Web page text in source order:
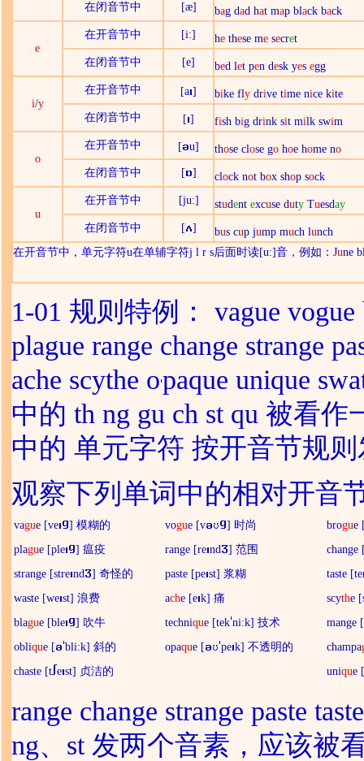
在闭音节中 [æ] bag dad hat map black back
e
在开音节中 [i:] he these me secret
在闭音节中 [e] bed let pen desk yes egg
i/y
在开音节中 [a ] bike fly drive time nice kite
在闭音节中 [ ] fish big drink sit milk swim
o
在开音节中 [ u] those close go hoe home no
在闭音节中 [ ] clock not box shop sock
u
在开音节中 [ju:] student excuse duty Tuesday
在闭音节中 [ ] bus cup jump much lunch
在开音节中， 单元字符u在单辅字符j l r s后面时读[u:]音，例如： June
1-01 规则特例： vague vogue
plague range change strange
ache scythe opaque unique
中的 th ng gu ch st qu 被看
中的 单元字符 按开音节规
观察下列单词中的相对开音
vague [ve ] 模糊的 vogue [v ] 时尚 brogue
plague [ple ] 瘟疫 range [re nd ] 范围
change
strange [stre nd ] 奇怪的 paste [pe st] 浆糊
taste [te
waste [we st] 浪费 ache [e k] 痛 scythe
blague [ble ] 吹牛 technique [tek ni:k] 技术
mange
oblique [ bli:k] 斜的 opaque [ pe k] 不透明的 champa
chaste [t e st] 贞洁的 unique
range change strange paste
ng、st 发两个音素，应该被